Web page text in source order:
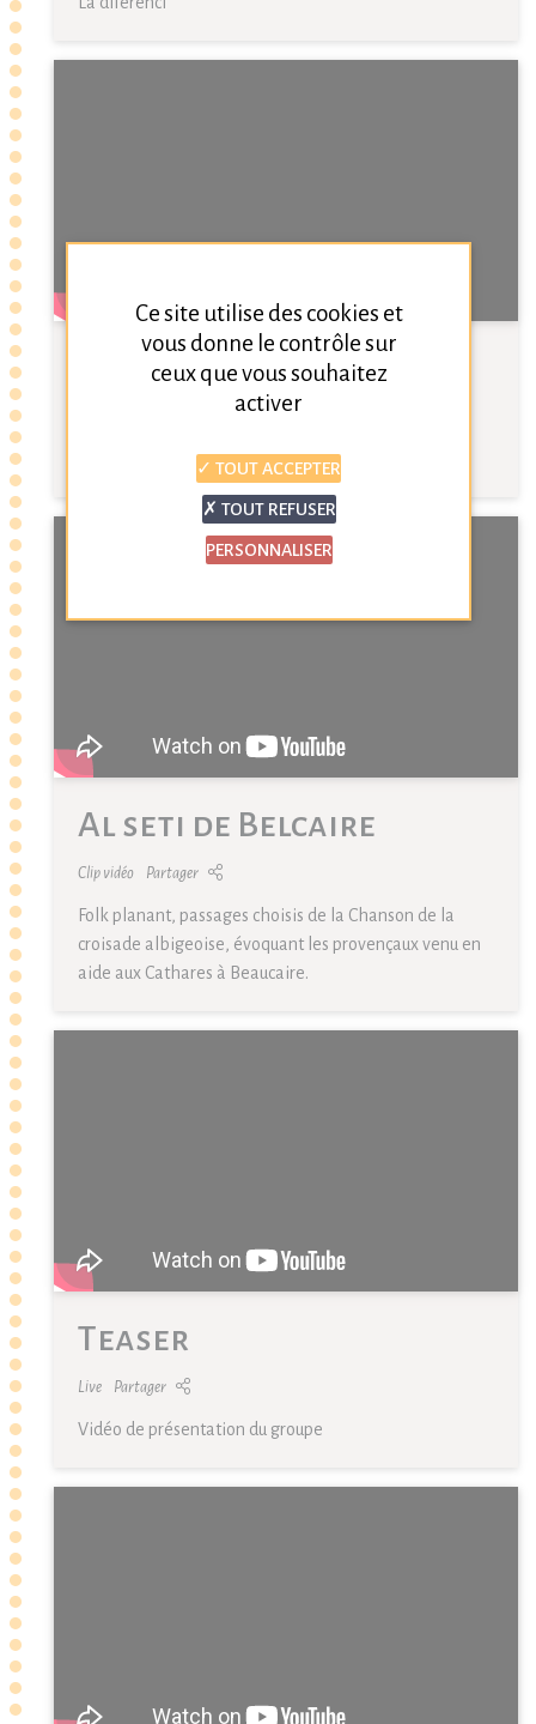
Vau a la terro
Al seti de Belcaire
Clip vidéo Partager
Folk planant, passages choisis de la Chanson de la
croisade albigeoise, évoquant les provençaux venu en
aide aux Cathares à Beaucaire.
Teaser
Live Partager
Vidéo de présentation du groupe
Ce site utilise des cookies et
vous donne le contrôle sur
ceux que vous souhaitez
activer
TOUT ACCEPTER
TOUT REFUSER
PERSONNALISER